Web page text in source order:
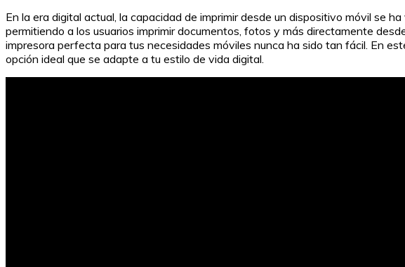
En la era digital actual, la capacidad de imprimir desde un dispositivo móvil se
permitiendo a los usuarios imprimir documentos, fotos y más directamente
impresora perfecta para tus necesidades móviles nunca ha sido tan fácil. En
opción ideal que se adapte a tu estilo de vida digital.